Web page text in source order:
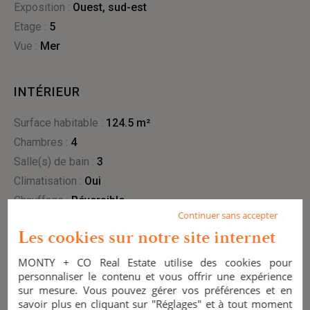
Exposition :
ouest, sud-est
Etage : 5
Vue :
mer
INTÉRIEUR
Surface habitable :
124.5 m²
Chambres : 4
Salle(s) de bain : 3
Climatisation :
oui
Chauffage :
réversible
EXTÉRIEUR
terrasse :
1 (74 m²)
Continuer sans accepter
Les cookies sur notre site internet
MONTY + CO Real Estate utilise des cookies pour
personnaliser le contenu et vous offrir une expérience
sur mesure. Vous pouvez gérer vos préférences et en
savoir plus en cliquant sur "Réglages" et à tout moment